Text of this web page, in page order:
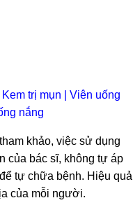
Kem trị mụn
Viên uống
nắng
khảo, việc sử dụng
của bác sĩ, không tự áp
tự chữa bệnh. Hiệu quả
của mỗi người.